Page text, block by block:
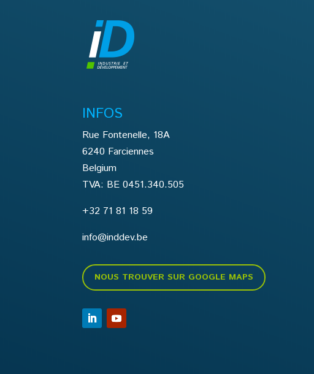
INFOS
Rue Fontenelle, 18A
6240 Farciennes
Belgium
TVA: BE 0451.340.505
+32 71 81 18 59
info@inddev.be
NOUS TROUVER SUR GOOGLE MAPS